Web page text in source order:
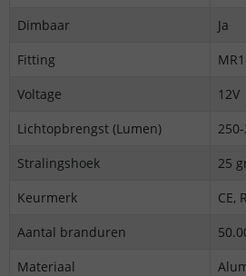
Dimbaar
Ja
Fitting
Voltage
12V
Lichtopbrengst (Lumen)
Stralingshoek
25
Keurmerk
CE,
Aantal branduren
Materiaal